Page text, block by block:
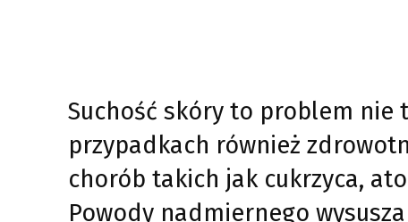
Suchość skóry to problem nie
przypadkach również
chorób takich jak cukrzyca,
Powody nadmiernego